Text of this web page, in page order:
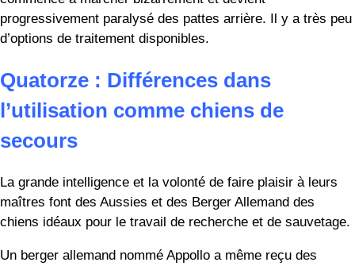
Nous avons comparé ici les différences entre l’Aussie
chaque chien est différent des autres, y compris des
membres de sa propre portée, et qu’il est donc possible de
la moyenne.
Il peut sembler que les chiens de type Berger Allemand ont
eu la vie dure sur le plan génétique, mais on peut espérer
que certains de leurs problèmes de santé pourront être
bonnes races de chiens en ce sens qu’elles sont